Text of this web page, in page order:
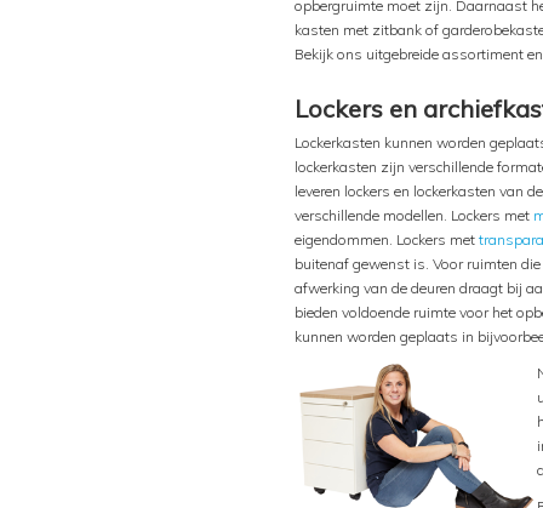
opbergruimte moet zijn. Daarnaast
kasten met zitbank of
Bekijk ons uitgebreide assortiment
Lockers en
Lockerkasten kunnen worden
lockerkasten zijn verschillende
leveren lockers en lockerkasten van
verschillende modellen. Lockers met
eigendommen. Lockers met
buitenaf gewenst is. Voor ruimten
afwerking van de deuren draagt bij
bieden voldoende ruimte voor het
kunnen worden geplaats in